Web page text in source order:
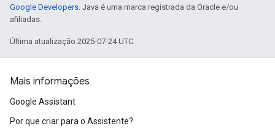
Google Developers. Java é uma marca registrada da Oracle e/ou
afiliadas.
Última atualização 2025-07-24 UTC.
Mais informações
Google Assistant
Por que criar para o Assistente?